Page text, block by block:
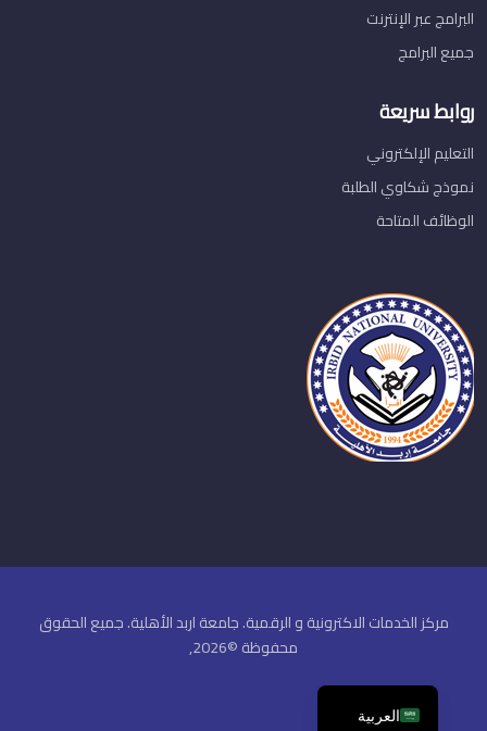
البرامج عبر الإنترنت
جميع البرامج
روابط سريعة
التعليم الإلكتروني
نموذج شكاوي الطلبة
الوظائف المتاحة
مركز الخدمات الاكترونية و الرقمية. جامعة اربد الأهلية. جميع الحقوق
محفوظة ©2026,
العربية